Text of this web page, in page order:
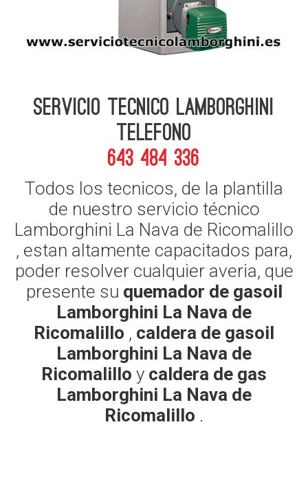
Servicio Tecnico Lamborghini
telefono
643 484 336
Todos los tecnicos, de la plantilla
de nuestro servicio técnico
Lamborghini La Nava de Ricomalillo
, estan altamente capacitados para,
poder resolver cualquier averia, que
presente su quemador de gasoil
Lamborghini La Nava de
Ricomalillo , caldera de gasoil
Lamborghini La Nava de
Ricomalillo y caldera de gas
Lamborghini La Nava de
Ricomalillo .